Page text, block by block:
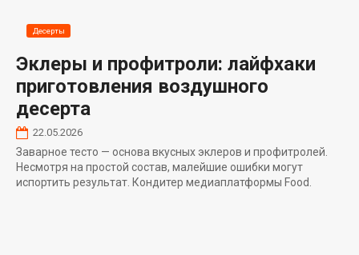
Десерты
Эклеры и профитроли: лайфхаки
приготовления воздушного
десерта
22.05.2026
Заварное тесто — основа вкусных эклеров и профитролей.
Несмотря на простой состав, малейшие ошибки могут
испортить результат. Кондитер медиаплатформы Food.